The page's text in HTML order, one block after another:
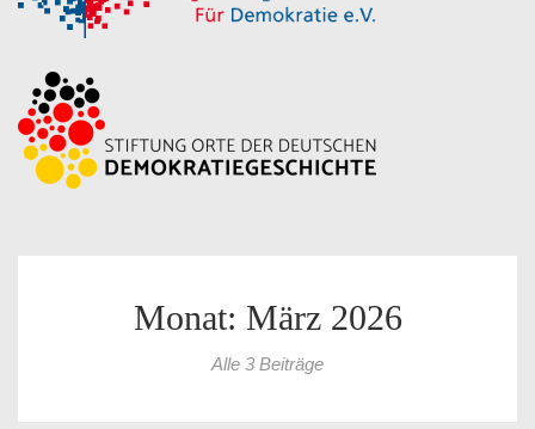
Monat: März 2026
Alle 3 Beiträge